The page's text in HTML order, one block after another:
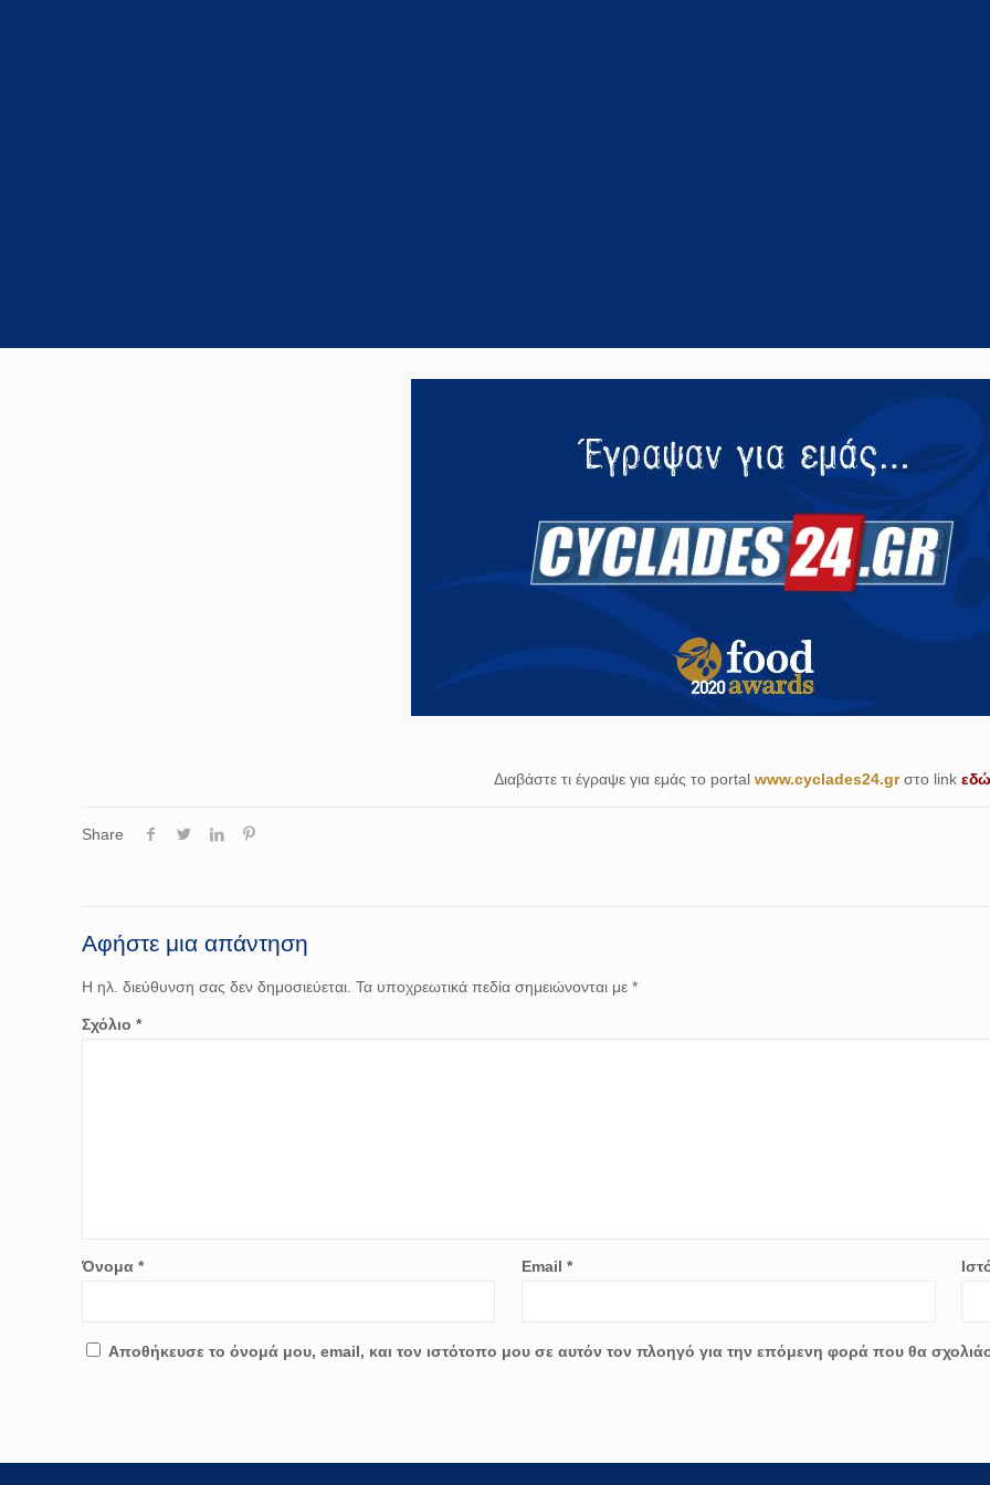
Διαβάστε τι έγραψε για εμάς το portal www.cyclades24.grστο link εδώ
Share
Αφήστε μια απάντηση
Η ηλ. διεύθυνση σας δεν δημοσιεύεται. Τα υποχρεωτικά πεδία σημειώνονται με*
Σχόλιο*
Όνομα* Email*
Αποθήκευσε το όνομά μου, email, και τον ιστότοπο μου σε αυτόν τον πλοηγό για την επόμενη φορά που θα